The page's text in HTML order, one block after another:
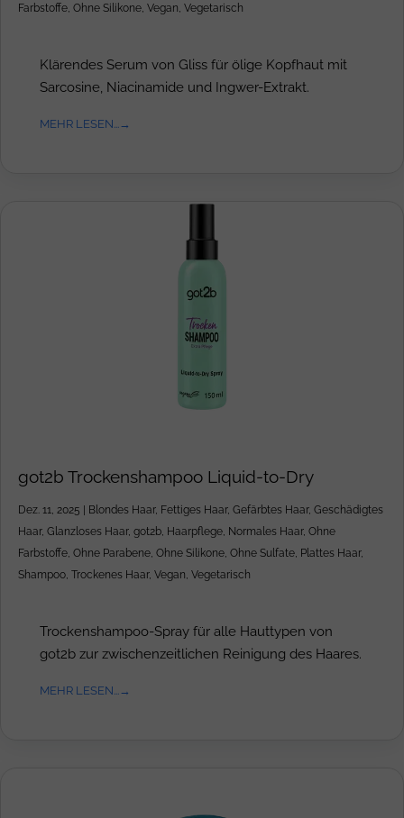
Farbstoffe, Ohne Silikone, Vegan, Vegetarisch
Klärendes Serum von Gliss für ölige Kopfhaut mit
Sarcosine, Niacinamide und Ingwer-Extrakt.
MEHR LESEN...
got2b Trockenshampoo Liquid-to-Dry
Dez. 11, 2025 Blondes Haar, Fettiges Haar, Gefärbtes Haar, Geschädigtes
Haar, Glanzloses Haar, got2b, Haarpflege, Normales Haar, Ohne
Farbstoffe, Ohne Parabene, Ohne Silikone, Ohne Sulfate, Plattes Haar,
Shampoo, Trockenes Haar, Vegan, Vegetarisch
Trockenshampoo-Spray für alle Hauttypen von
got2b zur zwischenzeitlichen Reinigung des Haares.
MEHR LESEN...